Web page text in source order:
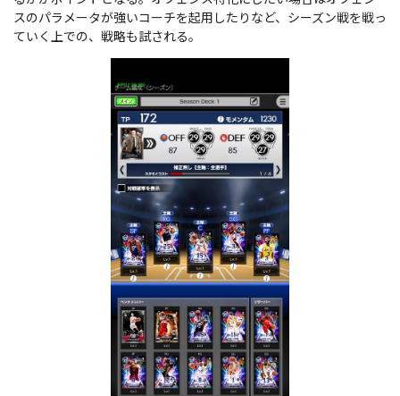
スのパラメータが強いコーチを起用したりなど、シーズン戦を戦っ
ていく上での、戦略も試される。